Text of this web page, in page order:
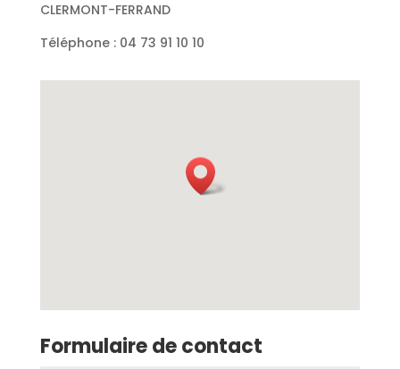
CLERMONT-FERRAND
Téléphone : 04 73 91 10 10
Formulaire de contact